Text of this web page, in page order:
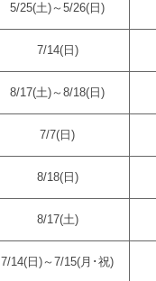
5/25(土)～5/26(日)
7/14(日)
8/17(土)～8/18(日)
7/7(日)
8/18(日)
8/17(土)
7/14(日)～7/15(月･祝)